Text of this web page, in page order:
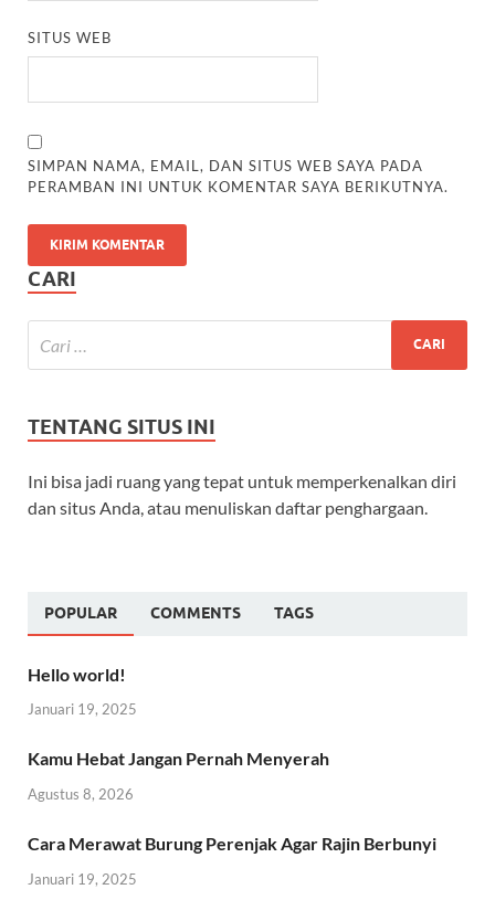
SITUS WEB
SIMPAN NAMA, EMAIL, DAN SITUS WEB SAYA PADA
PERAMBAN INI UNTUK KOMENTAR SAYA BERIKUTNYA.
CARI
TENTANG SITUS INI
Ini bisa jadi ruang yang tepat untuk memperkenalkan diri
dan situs Anda, atau menuliskan daftar penghargaan.
POPULAR COMMENTS TAGS
Hello world!
Januari 19, 2025
Kamu Hebat Jangan Pernah Menyerah
Agustus 8, 2026
Cara Merawat Burung Perenjak Agar Rajin Berbunyi
Januari 19, 2025